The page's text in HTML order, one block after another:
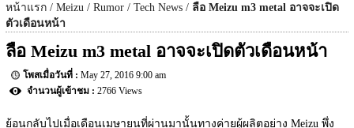
หน้าแรก Meizu Rumor Tech News
ลือ Meizu m3 metal อาจจะเปิด
ตัวเดือนหน้า
ลือ Meizu m3 metal อาจจะเปิดตัวเดือนหน้า
May 27, 2016 9:00 am
2766 Views
ย้อนกลับไปเมื่อเดือนเมษายนที่ผ่านมานั้นทางค่ายผู้ผลิตอย่าง Meizu พึ่ง